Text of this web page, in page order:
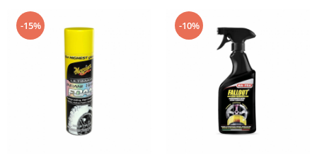
-15% -10%